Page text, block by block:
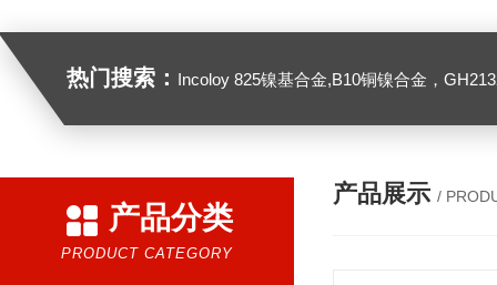
热门搜索： Incoloy 825镍基合金,B10铜镍合金，GH2132高温合金，C276
产品分类
PRODUCT CATEGORY
产品展示 /